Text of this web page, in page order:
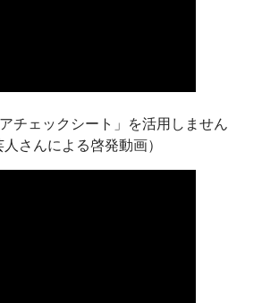
チェックシート」を活用しません
さんによる啓発動画）